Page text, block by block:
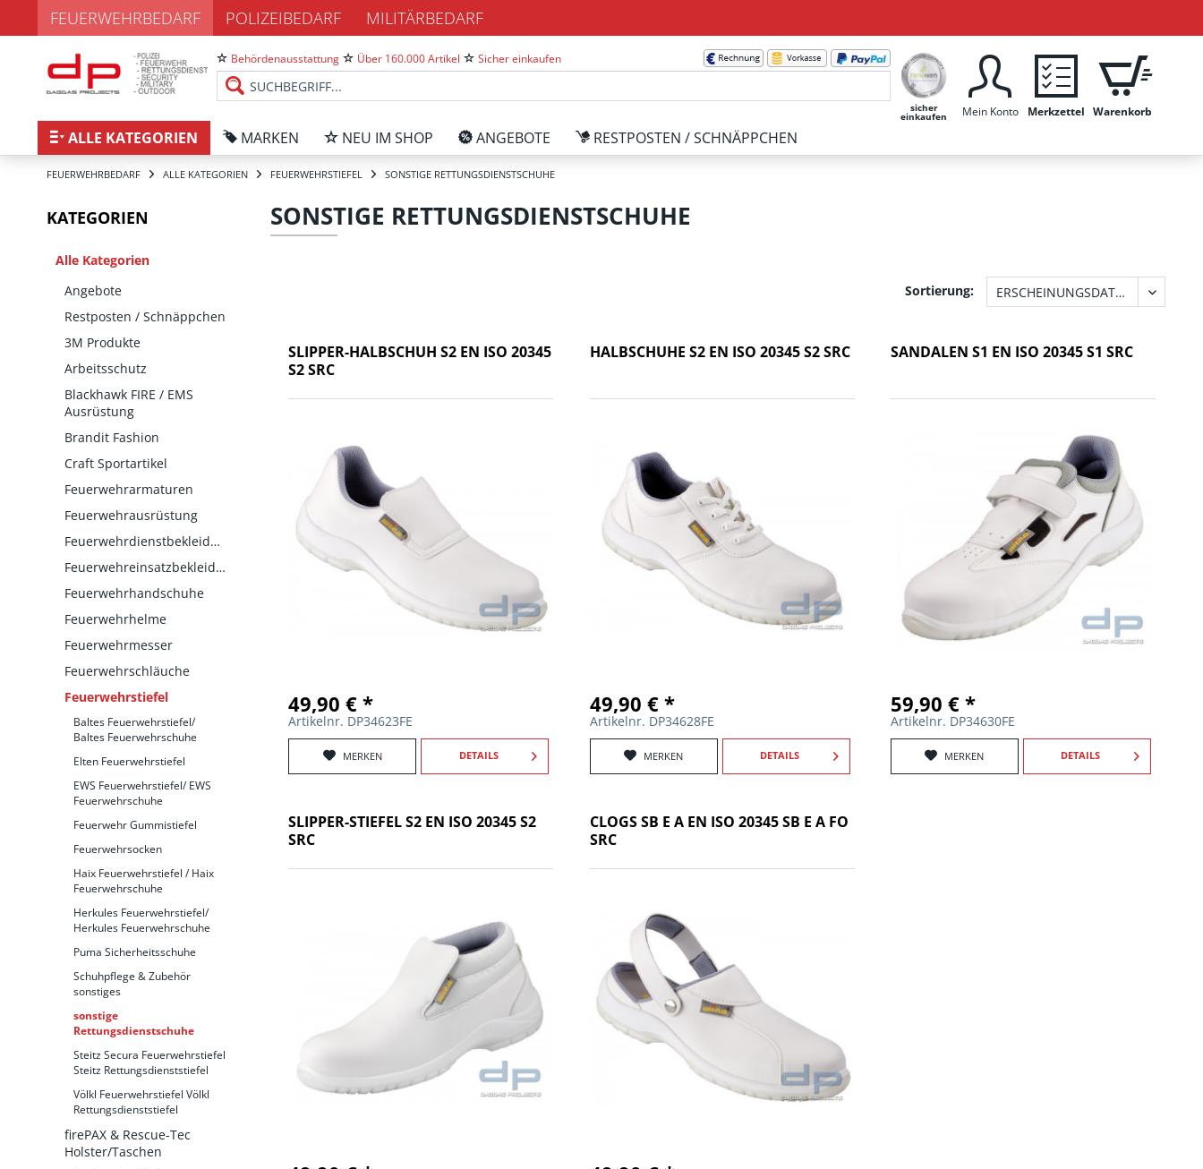
FEUERWEHRBEDARF POLIZEIBEDARF MILITÄRBEDARF
Behördenausstattung Über 160.000 Artikel Sicher einkaufen
sicher
einkaufen Mein Konto Merkzettel Warenkorb
ALLE KATEGORIEN MARKEN NEU IM SHOP ANGEBOTE RESTPOSTEN / SCHNÄPPCHEN
FEUERWEHRBEDARF ALLE KATEGORIEN FEUERWEHRSTIEFEL SONSTIGE RETTUNGSDIENSTSCHUHE
KATEGORIEN
Alle Kategorien
Angebote
Restposten / Schnäppchen
3M Produkte
Arbeitsschutz
Blackhawk FIRE / EMS
Ausrüstung
Brandit Fashion
Craft Sportartikel
Feuerwehrarmaturen
Feuerwehrausrüstung
Feuerwehrdienstbekleidung
Feuerwehreinsatzbekleidung
Feuerwehrhandschuhe
Feuerwehrhelme
Feuerwehrmesser
Feuerwehrschläuche
Feuerwehrstiefel
Baltes Feuerwehrstiefel/
Baltes Feuerwehrschuhe
Elten Feuerwehrstiefel
EWS Feuerwehrstiefel/ EWS
Feuerwehrschuhe
Feuerwehr Gummistiefel
Feuerwehrsocken
Haix Feuerwehrstiefel / Haix
Feuerwehrschuhe
Herkules Feuerwehrstiefel/
Herkules Feuerwehrschuhe
Puma Sicherheitsschuhe
Schuhpflege & Zubehör
sonstiges
sonstige
Rettungsdienstschuhe
Steitz Secura Feuerwehrstiefel
Steitz Rettungsdienststiefel
Völkl Feuerwehrstiefel Völkl
Rettungsdienststiefel
firePAX & Rescue-Tec
Holster/Taschen
SONSTIGE RETTUNGSDIENSTSCHUHE
Sortierung:
SLIPPER-HALBSCHUH S2 EN ISO 20345
S2 SRC
49,90 € *
Artikelnr. DP34623FE
MERKEN DETAILS
HALBSCHUHE S2 EN ISO 20345 S2 SRC
49,90 € *
Artikelnr. DP34628FE
MERKEN DETAILS
SANDALEN S1 EN ISO 20345 S1 SRC
59,90 € *
Artikelnr. DP34630FE
MERKEN DETAILS
SLIPPER-STIEFEL S2 EN ISO 20345 S2
SRC
CLOGS SB E A EN ISO 20345 SB E A FO
SRC